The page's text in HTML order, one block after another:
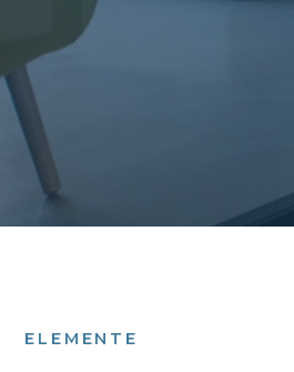
ELEMENTE